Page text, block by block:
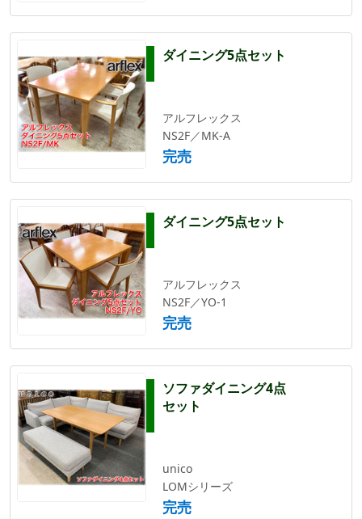
ダイニング5点セット
アルフレックス
NS2F／MK-A
完売
ダイニング5点セット
アルフレックス
NS2F／YO-1
完売
ソファダイニング4点
セット
unico
LOMシリーズ
完売